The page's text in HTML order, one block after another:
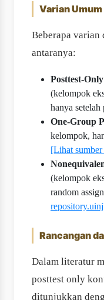
Varian Umum
Beberapa varian
antaranya:
Posttest-
(kelompok
hanya setelah
One-Group
kelompok,
[Lihat
(kelompok
random
Rancangan
Dalam literatur
posttest only
ditunjukkan